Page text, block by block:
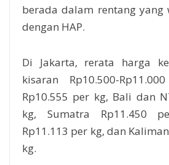
berada dalam rentang yang
dengan HAP.
Di Jakarta, rerata harga
kisaran Rp10.500-
Rp10.555 per kg, Bali dan
kg, Sumatra Rp11.450
Rp11.113 per kg, dan
kg.